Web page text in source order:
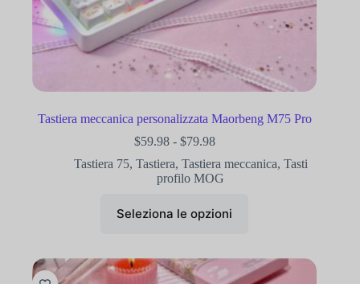
Tastiera meccanica personalizzata Maorbeng M75 Pro
$59.98 - $79.98
Tastiera 75, Tastiera, Tastiera meccanica, Tasti
profilo MOG
Seleziona le opzioni